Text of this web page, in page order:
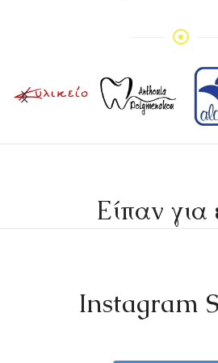
Είπαν για
Instagram